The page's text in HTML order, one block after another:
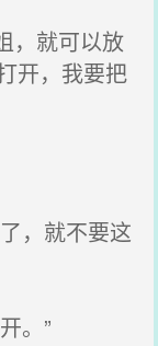
，就可以放
开，我要把
，就不要这
。”